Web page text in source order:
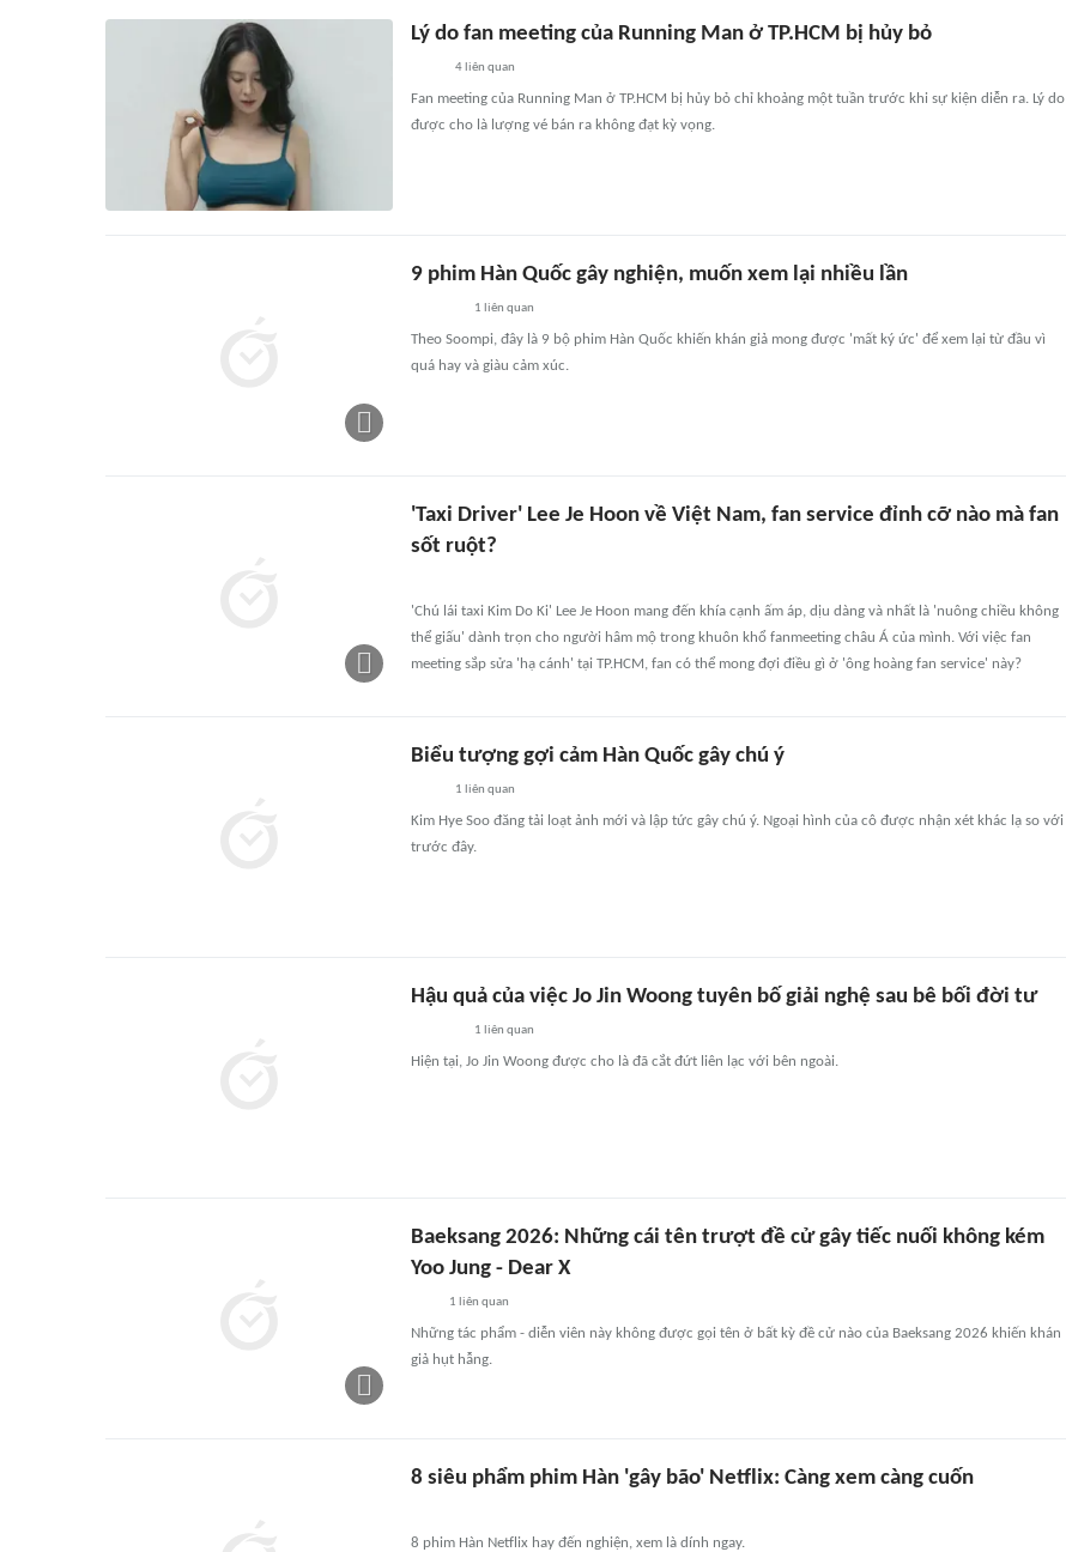
Lý do fan meeting của Running Man ở TP.HCM bị hủy bỏ
4liên quan
Fan meeting của Running Man ở TP.HCM bị hủy bỏ chỉ khoảng một tuần trước khi sự kiện diễn ra. Lý do
được cho là lượng vé bán ra không đạt kỳ vọng.
9 phim Hàn Quốc gây nghiện, muốn xem lại nhiều lần
1 liên quan
Theo Soompi, đây là 9 bộ phim Hàn Quốc khiến khán giả mong được 'mất ký ức' để xem lại từ đầu vì
quá hay và giàu cảm xúc.
'Taxi Driver' Lee Je Hoon về Việt Nam, fan service đỉnh cỡ nào mà fan
sốt ruột?
'Chú lái taxi Kim Do Ki' Lee Je Hoon mang đến khía cạnh ấm áp, dịu dàng và nhất là 'nuông chiều không
thể giấu' dành trọn cho người hâm mộ trong khuôn khổ fanmeeting châu Á của mình. Với việc fan
meeting sắp sửa 'hạ cánh' tại TP.HCM, fan có thể mong đợi điều gì ở 'ông hoàng fan service' này?
Biểu tượng gợi cảm Hàn Quốc gây chú ý
1 liên quan
Kim Hye Soo đăng tải loạt ảnh mới và lập tức gây chú ý. Ngoại hình của cô được nhận xét khác lạ so với
trước đây.
Hậu quả của việc Jo Jin Woong tuyên bố giải nghệ sau bê bối đời tư
1 liên quan
Hiện tại, Jo Jin Woong được cho là đã cắt đứt liên lạc với bên ngoài.
Baeksang 2026: Những cái tên trượt đề cử gây tiếc nuối không kém
Yoo Jung - Dear X
1 liên quan
Những tác phẩm - diễn viên này không được gọi tên ở bất kỳ đề cử nào của Baeksang 2026 khiến khán
giả hụt hẫng.
8 siêu phẩm phim Hàn 'gây bão' Netflix: Càng xem càng cuốn
8 phim Hàn Netflix hay đến nghiện, xem là dính ngay.